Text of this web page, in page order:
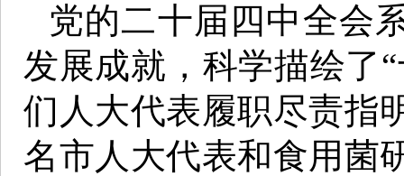
党的二十届四中全会
发展成就，科学描绘了
们人大代表履职尽责指
名市人大代表和食用菌